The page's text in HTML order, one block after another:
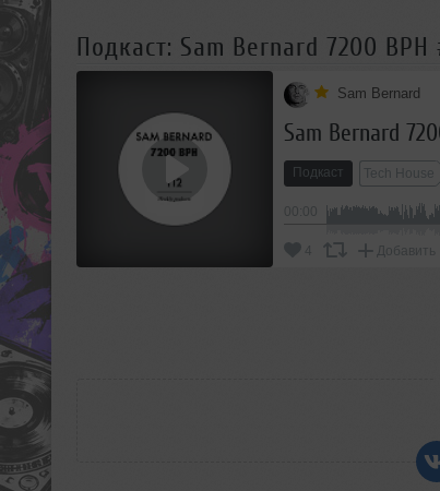
Подкаст: Sam Bernard 7200 BPH
Sam Bernard
Sam Bernard
Подкаст Tech House
Добавить